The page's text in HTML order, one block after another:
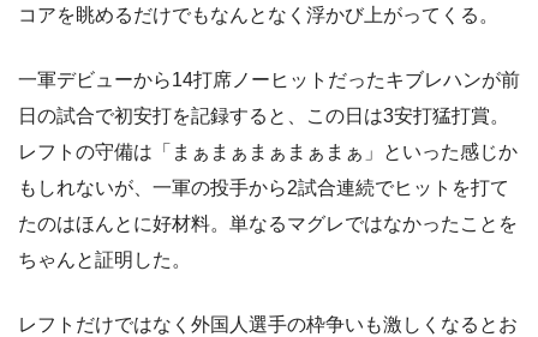
コアを眺めるだけでもなんとなく浮かび上がってくる。
一軍デビューから14打席ノーヒットだったキブレハンが前
日の試合で初安打を記録すると、この日は3安打猛打賞。
レフトの守備は「まぁまぁまぁまぁまぁ」といった感じか
もしれないが、一軍の投手から2試合連続でヒットを打て
たのはほんとに好材料。単なるマグレではなかったことを
ちゃんと証明した。
レフトだけではなく外国人選手の枠争いも激しくなるとお